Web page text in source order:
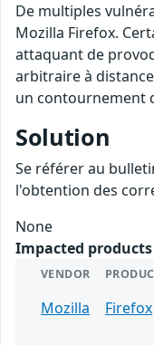
De multiples
Mozilla Firefox.
attaquant de
arbitraire à
un contournement
Solution
Se référer au
l'obtention des
None
Impacted products
VENDOR
Mozilla Firefox